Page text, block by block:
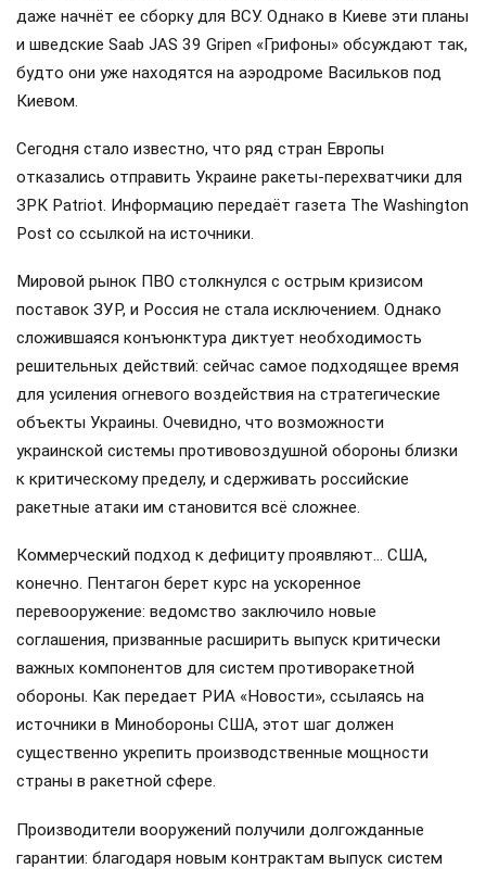
даже начнёт ее сборку для ВСУ. Однако в Киеве эти планы
и шведские Saab JAS 39 Gripen «Грифоны» обсуждают так,
будто они уже находятся на аэродроме Васильков под
Киевом.
Сегодня стало известно, что ряд стран Европы
отказались отправить Украине ракеты-перехватчики для
ЗРК Patriot. Информацию передаёт газета The Washington
Post со ссылкой на источники.
Мировой рынок ПВО столкнулся с острым кризисом
поставок ЗУР, и Россия не стала исключением. Однако
сложившаяся конъюнктура диктует необходимость
решительных действий: сейчас самое подходящее время
для усиления огневого воздействия на стратегические
объекты Украины. Очевидно, что возможности
украинской системы противовоздушной обороны близки
к критическому пределу, и сдерживать российские
ракетные атаки им становится всё сложнее.
Коммерческий подход к дефициту проявляют… США,
конечно. Пентагон берет курс на ускоренное
перевооружение: ведомство заключило новые
соглашения, призванные расширить выпуск критически
важных компонентов для систем противоракетной
обороны. Как передает РИА «Новости», ссылаясь на
источники в Минобороны США, этот шаг должен
существенно укрепить производственные мощности
страны в ракетной сфере.
Производители вооружений получили долгожданные
гарантии: благодаря новым контрактам выпуск систем